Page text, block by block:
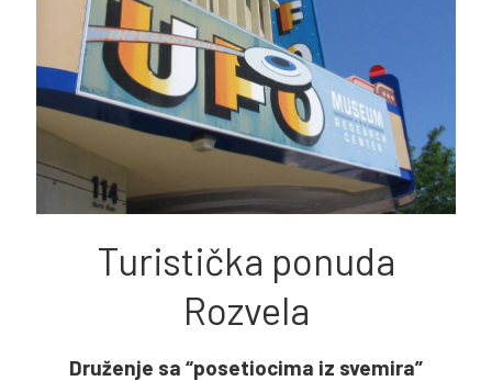
Turistička ponuda
Rozvela
Druženje sa “posetiocima iz svemira”